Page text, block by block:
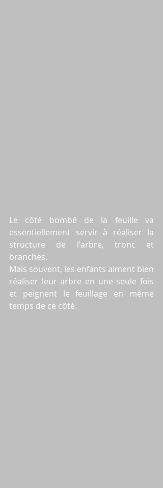
Le côté bombé de la feuille va
essentiellement servir à réaliser la
structure de l'arbre, tronc et
branches.
Mais souvent, les enfants aiment bien
réaliser leur arbre en une seule fois
et peignent le feuillage en même
temps de ce côté.